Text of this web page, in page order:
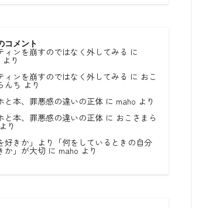
コメント
ィンを崩すのではなく外してみる に
より
ィンを崩すのではなく外してみる に おこ
んち より
と本、罪悪感の違いの正体 に maho より
と本、罪悪感の違いの正体 に おこさまら
より
好きか」より「何をしているときの自分
か」が大切 に maho より